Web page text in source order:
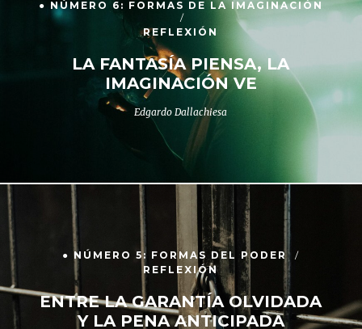
● NÚMERO 6: FORMAS DE LA IMAGINACIÓN
REFLEXIÓN
LA FANTASÍA PIENSA, LA
IMAGINACIÓN VE
Edgardo Dallachiesa
● NÚMERO 5: FORMAS DEL PODER
REFLEXIÓN
ENTRE LA GARANTÍA OLVIDADA
Y LA PENA ANTICIPADA